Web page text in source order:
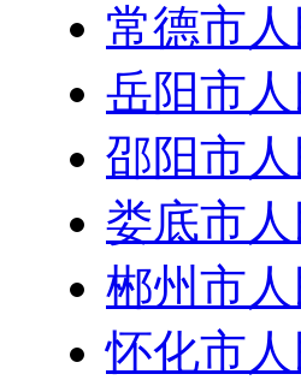
常德市
岳阳市
邵阳市
娄底市
郴州市
怀化市